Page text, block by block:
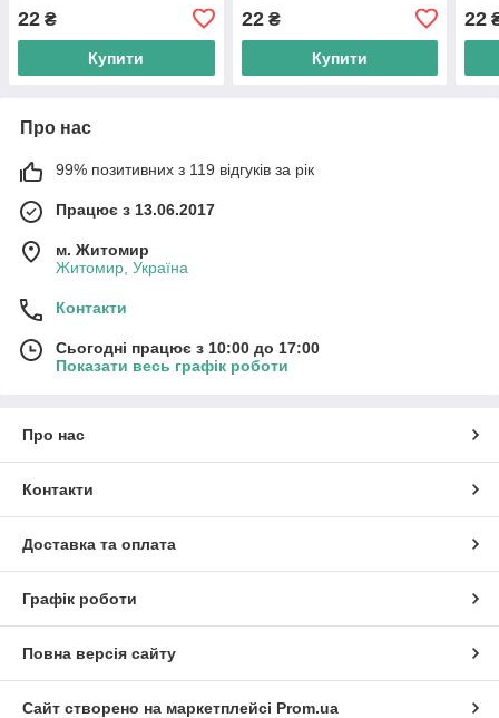
22 ₴
Купити
22₴
Купити
22
Про нас
99% позитивних з 119 відгуків за рік
Працює з 13.06.2017
м. Житомир
Житомир, Україна
Контакти
Сьогодні працює з 10:00 до 17:00
Показати весь графік роботи
Про нас
Контакти
Доставка та оплата
Графік роботи
Повна версія сайту
Сайт створено на маркетплейсі Prom.ua